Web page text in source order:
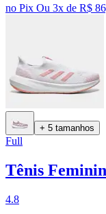
no Pix Ou 3x de R$
+ 5 tamanhos
Full
Tênis
4.8